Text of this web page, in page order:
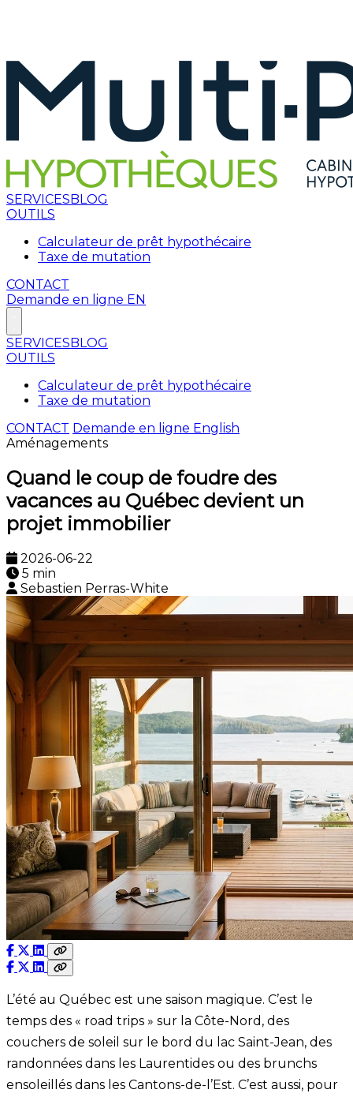
SERVICESBLOG
OUTILS
Calculateur de prêt hypothécaire
Taxe de mutation
CONTACT
Demande en ligne EN
SERVICESBLOG
OUTILS
Calculateur de prêt hypothécaire
Taxe de mutation
CONTACT Demande en ligne English
Aménagements
Quand le coup de foudre des
vacances au Québec devient un
projet immobilier
2026-06-22
5 min
Sebastien Perras-White
L’été au Québec est une saison magique. C’est le
temps des « road trips » sur la Côte-Nord, des
couchers de soleil sur le bord du lac Saint-Jean, des
randonnées dans les Laurentides ou des brunchs
ensoleillés dans les Cantons-de-l’Est. C’est aussi, pour